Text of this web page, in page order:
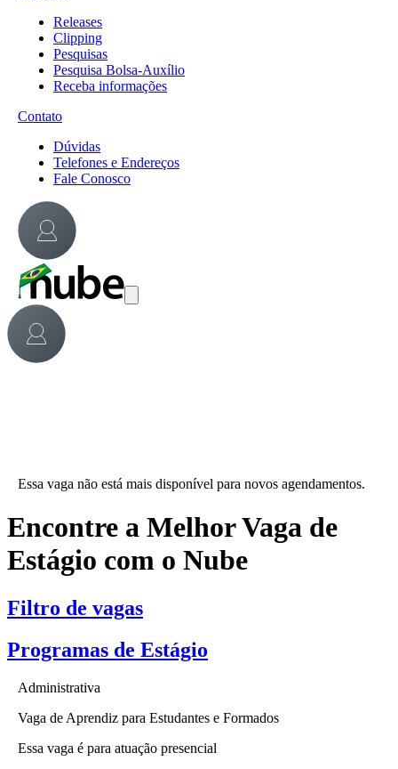
Releases
Clipping
Pesquisas
Pesquisa Bolsa-Auxílio
Receba informações
Contato
Dúvidas
Telefones e Endereços
Fale Conosco
Essa vaga não está mais disponível para novos agendamentos.
Encontre a Melhor Vaga de
Estágio com o Nube
Filtro de vagas
Programas de Estágio
Administrativa
Vaga de Aprendiz para Estudantes e Formados
Essa vaga é para atuação presencial